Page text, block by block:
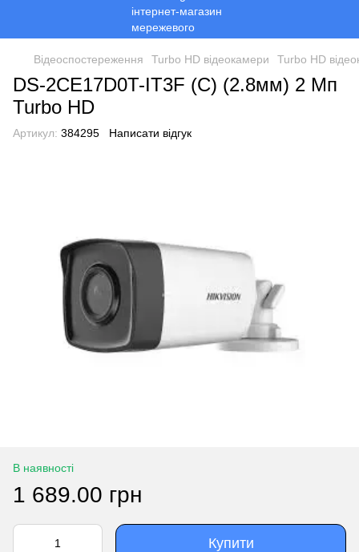
Відеоспостереження Turbo HD відеокамери Turbo HD
DS-2CE17D0T-IT3F (C) (2.8мм) 2 Мп
Turbo HD
Артикул: 384295 Написати відгук
В наявності
1 689.00 грн
Купити